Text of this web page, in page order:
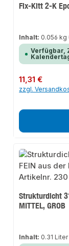
Fix-Kitt 2-K
Inhalt: 0.056 kg
Verfügbar,
Regulärer Preis:
11,31 €
zzgl.
Strukturdicht
MITTEL, GROB
Inhalt: 0.31 Liter